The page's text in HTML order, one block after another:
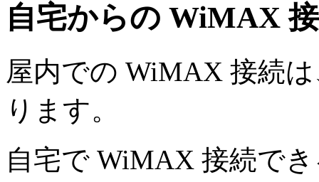
自宅からの WiMAX
屋内での WiMAX 接続
ります。
自宅で WiMAX 接続で